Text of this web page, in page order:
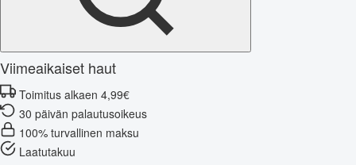
Viimeaikaiset haut
Toimitus alkaen 4,99€
30 päivän palautusoikeus
100% turvallinen maksu
Laatutakuu